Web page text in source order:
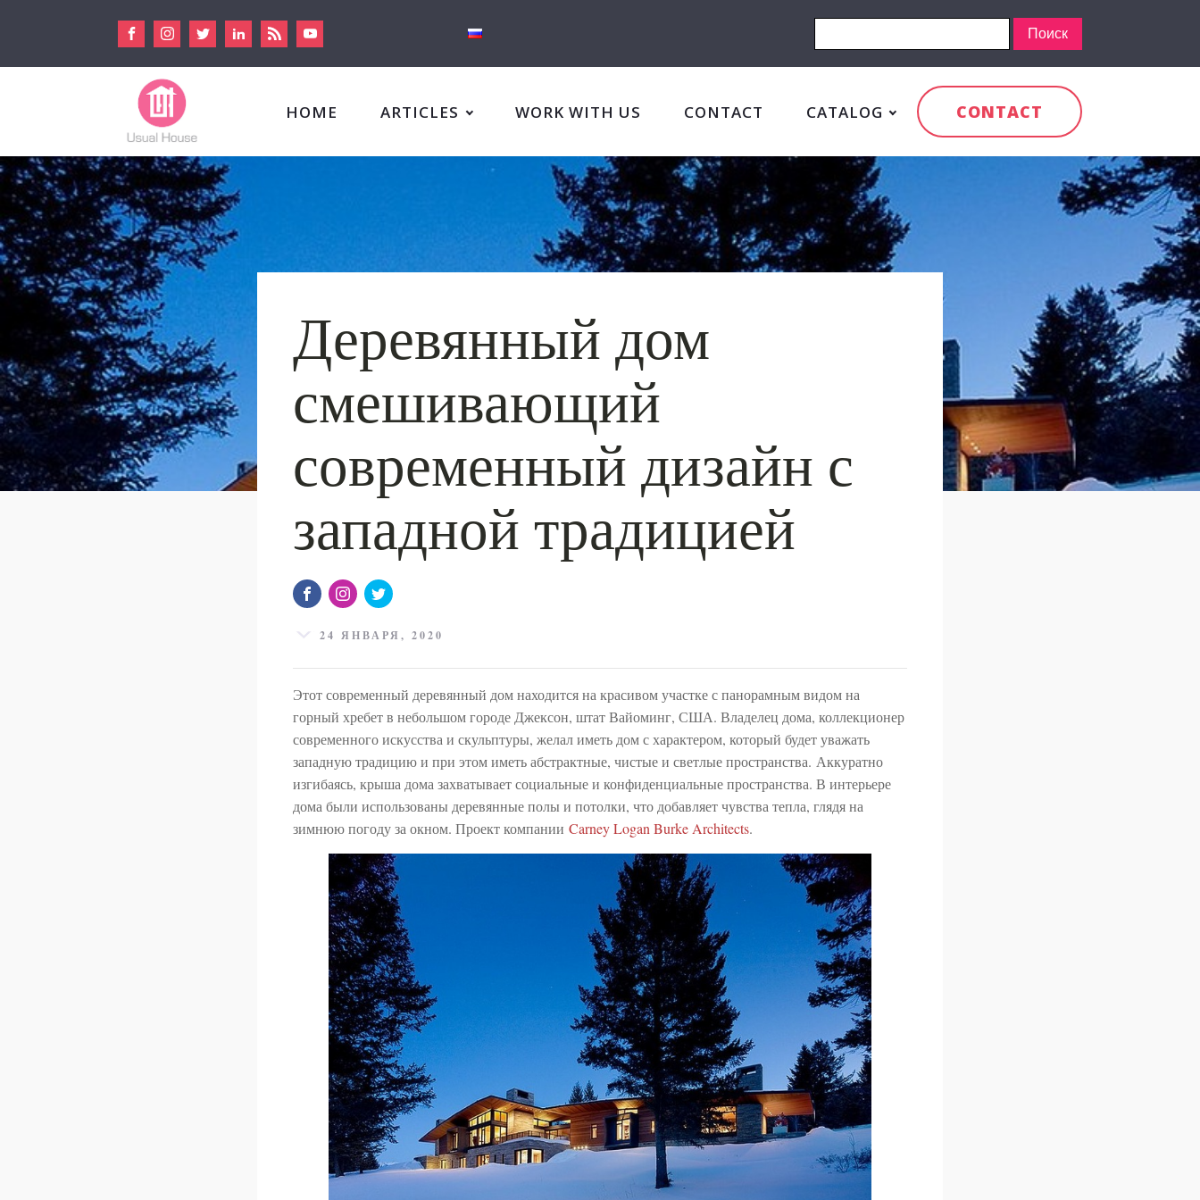
HOME ARTICLES WORK WITH US CONTACT CATALOG CONTACT
Деревянный дом
смешивающий
современный дизайн с
западной традицией
24 ЯНВАРЯ, 2020
Этот современный деревянный дом находится на красивом участке с панорамным видом на
горный хребет в небольшом городе Джексон, штат Вайоминг, США. Владелец дома, коллекционер
современного искусства и скульптуры, желал иметь дом с характером, который будет уважать
западную традицию и при этом иметь абстрактные, чистые и светлые пространства. Аккуратно
изгибаясь, крыша дома захватывает социальные и конфиденциальные пространства. В интерьере
дома были использованы деревянные полы и потолки, что добавляет чувства тепла, глядя на
зимнюю погоду за окном. Проект компании Carney Logan Burke Architects.